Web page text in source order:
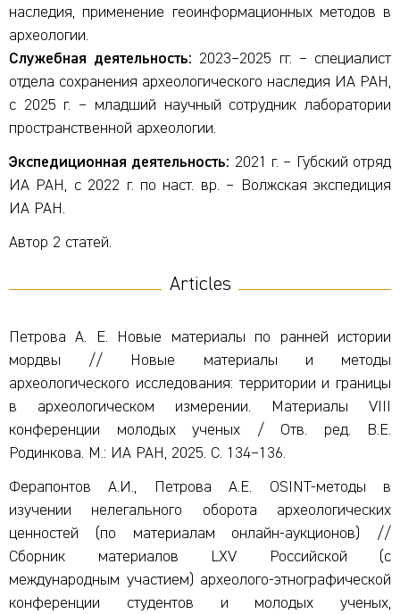
наследия, применение геоинформационных методов в
археологии.
Служебная деятельность: 2023–2025 гг. – специалист
отдела сохранения археологического наследия ИА РАН,
с 2025 г. – младший научный сотрудник лаборатории
пространственной археологии.
Экспедиционная деятельность: 2021 г. – Губский отряд
ИА РАН, с 2022 г. по наст. вр. – Волжская экспедиция
ИА РАН.
Автор 2 статей.
Articles
Петрова А. Е. Новые материалы по ранней истории
мордвы // Новые материалы и методы
археологического исследования: территории и границы
в археологическом измерении. Материалы VIII
конференции молодых ученых / Отв. ред. В.Е.
Родинкова. М.: ИА РАН, 2025. С. 134–136.
Ферапонтов А.И., Петрова А.Е. OSINT-методы в
изучении нелегального оборота археологических
ценностей (по материалам онлайн-аукционов) //
Сборник материалов LXV Российской (с
международным участием) археолого-этнографической
конференции студентов и молодых ученых,